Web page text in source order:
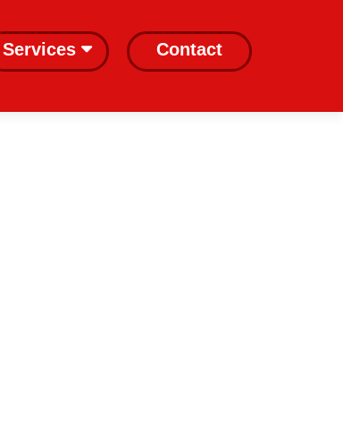
Services Contact